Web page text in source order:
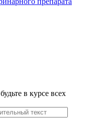
в курсе всех